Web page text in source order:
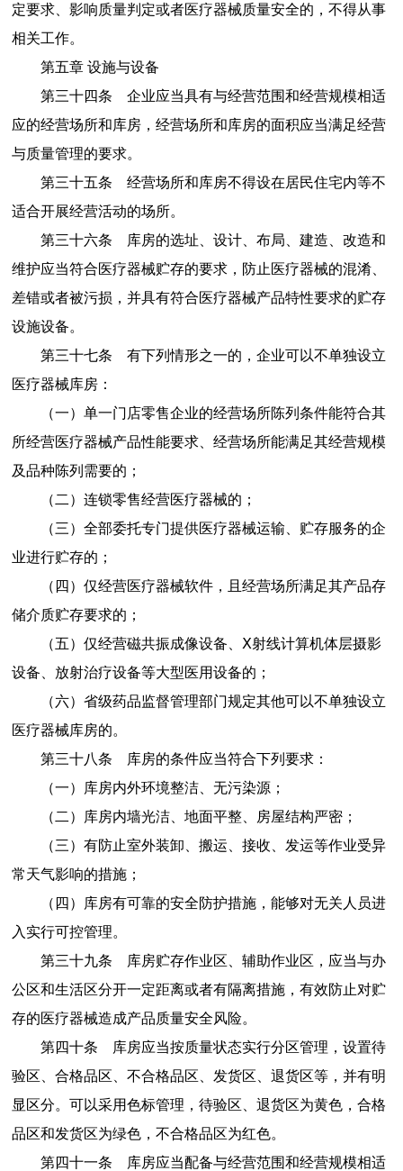
定要求、影响质量判定或者医疗器械质量安全的，不得从事
相关工作。
第五章 设施与设备
第三十四条 企业应当具有与经营范围和经营规模相适
应的经营场所和库房，经营场所和库房的面积应当满足经营
与质量管理的要求。
第三十五条 经营场所和库房不得设在居民住宅内等不
适合开展经营活动的场所。
第三十六条
库房的选址、设计、布局、建造、改造和
维护应当符合医疗器械贮存的要求，防止医疗器械的混淆、
差错或者被污损，并具有符合医疗器械产品特性要求的贮存
设施设备。
第三十七条 有下列情形之一的，企业可以不单独设立
医疗器械库房：
（一）单一门店零售企业的经营场所陈列条件能符合其
所经营医疗器械产品性能要求、经营场所能满足其经营规模
及品种陈列需要的；
（二）连锁零售经营医疗器械的；
（三）全部委托专门提供医疗器械运输、贮存服务的企
业进行贮存的；
（四）仅经营医疗器械软件，且经营场所满足其产品存
储介质贮存要求的；
（五）仅经营磁共振成像设备、Ⅹ射线计算机体层摄影
设备、放射治疗设备等大型医用设备的；
（六）省级药品监督管理部门规定其他可以不单独设立
医疗器械库房的。
第三十八条
库房的条件应当符合下列要求：
（一）库房内外环境整洁、无污染源；
（二）库房内墙光洁、地面平整、房屋结构严密；
（三）有防止室外装卸、搬运、接收、发运等作业受异
常天气影响的措施；
（四）库房有可靠的安全防护措施，能够对无关人员进
入实行可控管理。
第三十九条
库房贮存作业区、辅助作业区，应当与办
公区和生活区分开一定距离或者有隔离措施，有效防止对贮
存的医疗器械造成产品质量安全风险。
第四十条
库房应当按质量状态实行分区管理，设置待
验区、合格品区、不合格品区、发货区、退货区等，并有明
显区分。可以采用色标管理，待验区、退货区为黄色，合格
品区和发货区为绿色，不合格品区为红色。
第四十一条
库房应当配备与经营范围和经营规模相适